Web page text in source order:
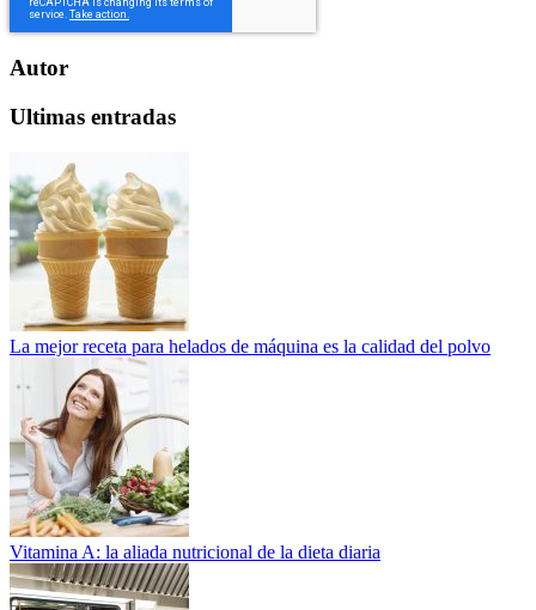
Autor
Ultimas entradas
La mejor receta para helados de máquina es la calidad del polvo
Vitamina A: la aliada nutricional de la dieta diaria